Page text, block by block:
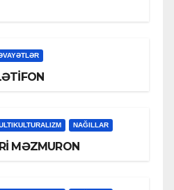
NAĞILLAR
MƏZMURON